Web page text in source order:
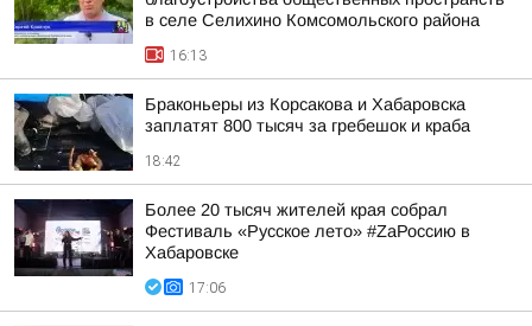
в селе Селихино Комсомольского района
16:13
Браконьеры из Корсакова и Хабаровска
заплатят 800 тысяч за гребешок и краба
18:42
Более 20 тысяч жителей края собрал
Фестиваль «Русское лето» #ZaРоссию в
Хабаровске
17:06